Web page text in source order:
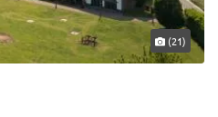
(21)